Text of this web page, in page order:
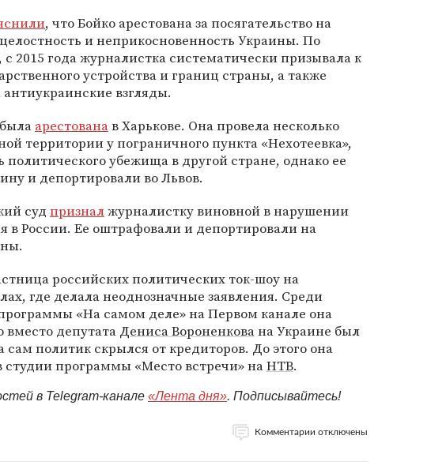
, что Бойко арестована за посягательство на
и неприкосновенность Украины. По
2015 года журналистка систематически призывала к
устройства и границ страны, а также
взгляды.
арестованав Харькове. Она провела несколько
территории у пограничного пункта «Нехотеевка»,
политического убежища в другой стране, однако ее
и депортировали во Львов.
суд призналжурналистку виновной в нарушении
в России. Ее оштрафовали и депортировали на
российских политических ток-шоу на
где делала неоднозначные заявления. Среди
«На самом деле» на Первом канале она
депутата Дениса Вороненкована Украине был
сам политик скрылся от кредиторов. До этого она
студии программы «Место встречи» наНТВ.
в Telegram-канале «Лента дня». Подписывайтесь!
Комментарии отключены